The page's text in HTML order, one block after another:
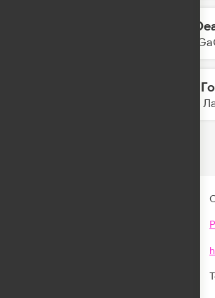
The
Lady
А Ты
Коста